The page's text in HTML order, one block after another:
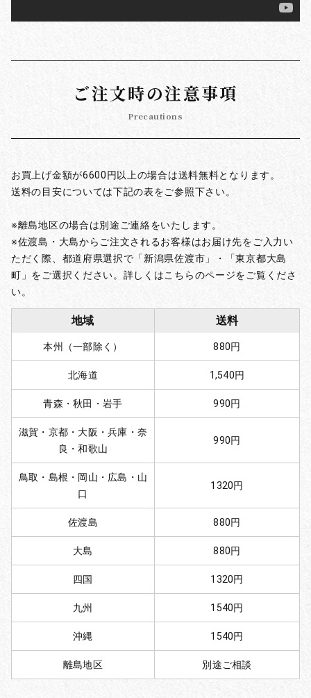
ご注文時の注意事項
Precautions
お買上げ金額が6600円以上の場合は送料無料となります。
送料の目安については下記の表をご参照下さい。
※離島地区の場合は別途ご連絡をいたします。
※佐渡島・大島からご注文されるお客様はお届け先をご入力い
ただく際、都道府県選択で「新潟県佐渡市」・「東京都大島
町」をご選択ください。詳しくはこちらのページをご覧くださ
い。
地域 送料
本州（一部除く） 880円
北海道 1,540円
青森・秋田・岩手 990円
滋賀・京都・大阪・兵庫・奈
良・和歌山
990円
鳥取・島根・岡山・広島・山
口
1320円
佐渡島 880円
大島 880円
四国 1320円
九州 1540円
沖縄 1540円
離島地区 別途ご相談